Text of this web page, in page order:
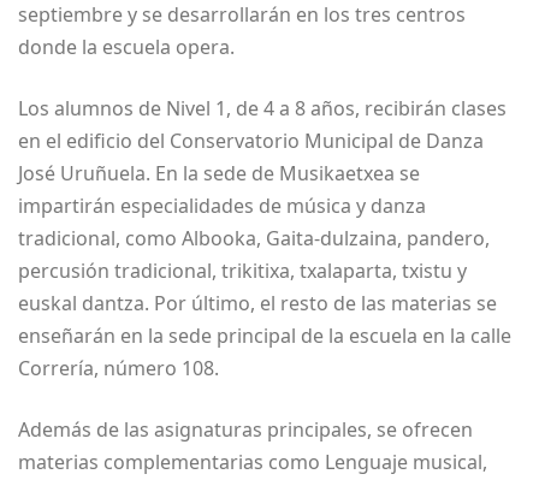
septiembre y se desarrollarán en los tres centros
donde la escuela opera.
Los alumnos de Nivel 1, de 4 a 8 años, recibirán clases
en el edificio del Conservatorio Municipal de Danza
José Uruñuela. En la sede de Musikaetxea se
impartirán especialidades de música y danza
tradicional, como Albooka, Gaita-dulzaina, pandero,
percusión tradicional, trikitixa, txalaparta, txistu y
euskal dantza. Por último, el resto de las materias se
enseñarán en la sede principal de la escuela en la calle
Correría, número 108.
Además de las asignaturas principales, se ofrecen
materias complementarias como Lenguaje musical,